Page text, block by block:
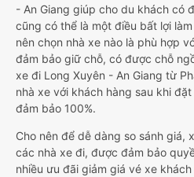
- An Giang giúp cho du khách có
cũng có thể là một điều bất lợi
nên chọn nhà xe nào là phù hợp
đảm bảo giữ chỗ, có được chỗ
xe đi Long Xuyên - An Giang từ
nhà xe với khách hàng sau khi
đảm bảo 100%.
Cho nên để dễ dàng so sánh giá,
các nhà xe đi, được đảm bảo
nhiều ưu đãi giảm giá vé xe